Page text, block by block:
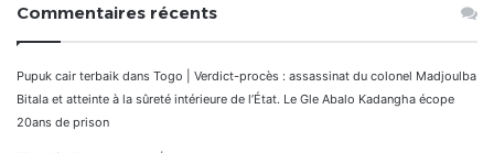
Commentaires récents
Pupuk cair terbaik dans Togo | Verdict-procès : assassinat du colonel Madjoulba
Bitala et atteinte à la sûreté intérieure de l’État. Le Gle Abalo Kadangha écope
20ans de prison